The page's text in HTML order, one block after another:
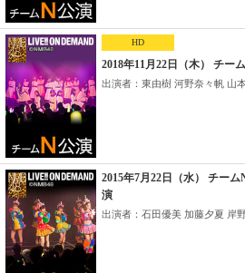
HD
2018年11月22日（木） チー
出演者：東由樹 河野奈々帆 山本
2015年7月22日（水） チー
演
出演者：石田優美 加藤夕夏 岸野